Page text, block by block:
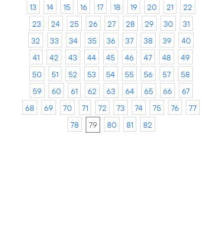
13
14 15 16 17 18 19 20 21
22
23
24 25 26 27 28 29 30
31
32
33 34 35 36 37 38 39
40
41
42 43 44 45 46 47 48
49
50
51 52 53 54 55 56 57
58
59
60 61 62 63 64 65 66
67
68
69 70 71 72 73 74 75 76
77
78
79 80 81 82